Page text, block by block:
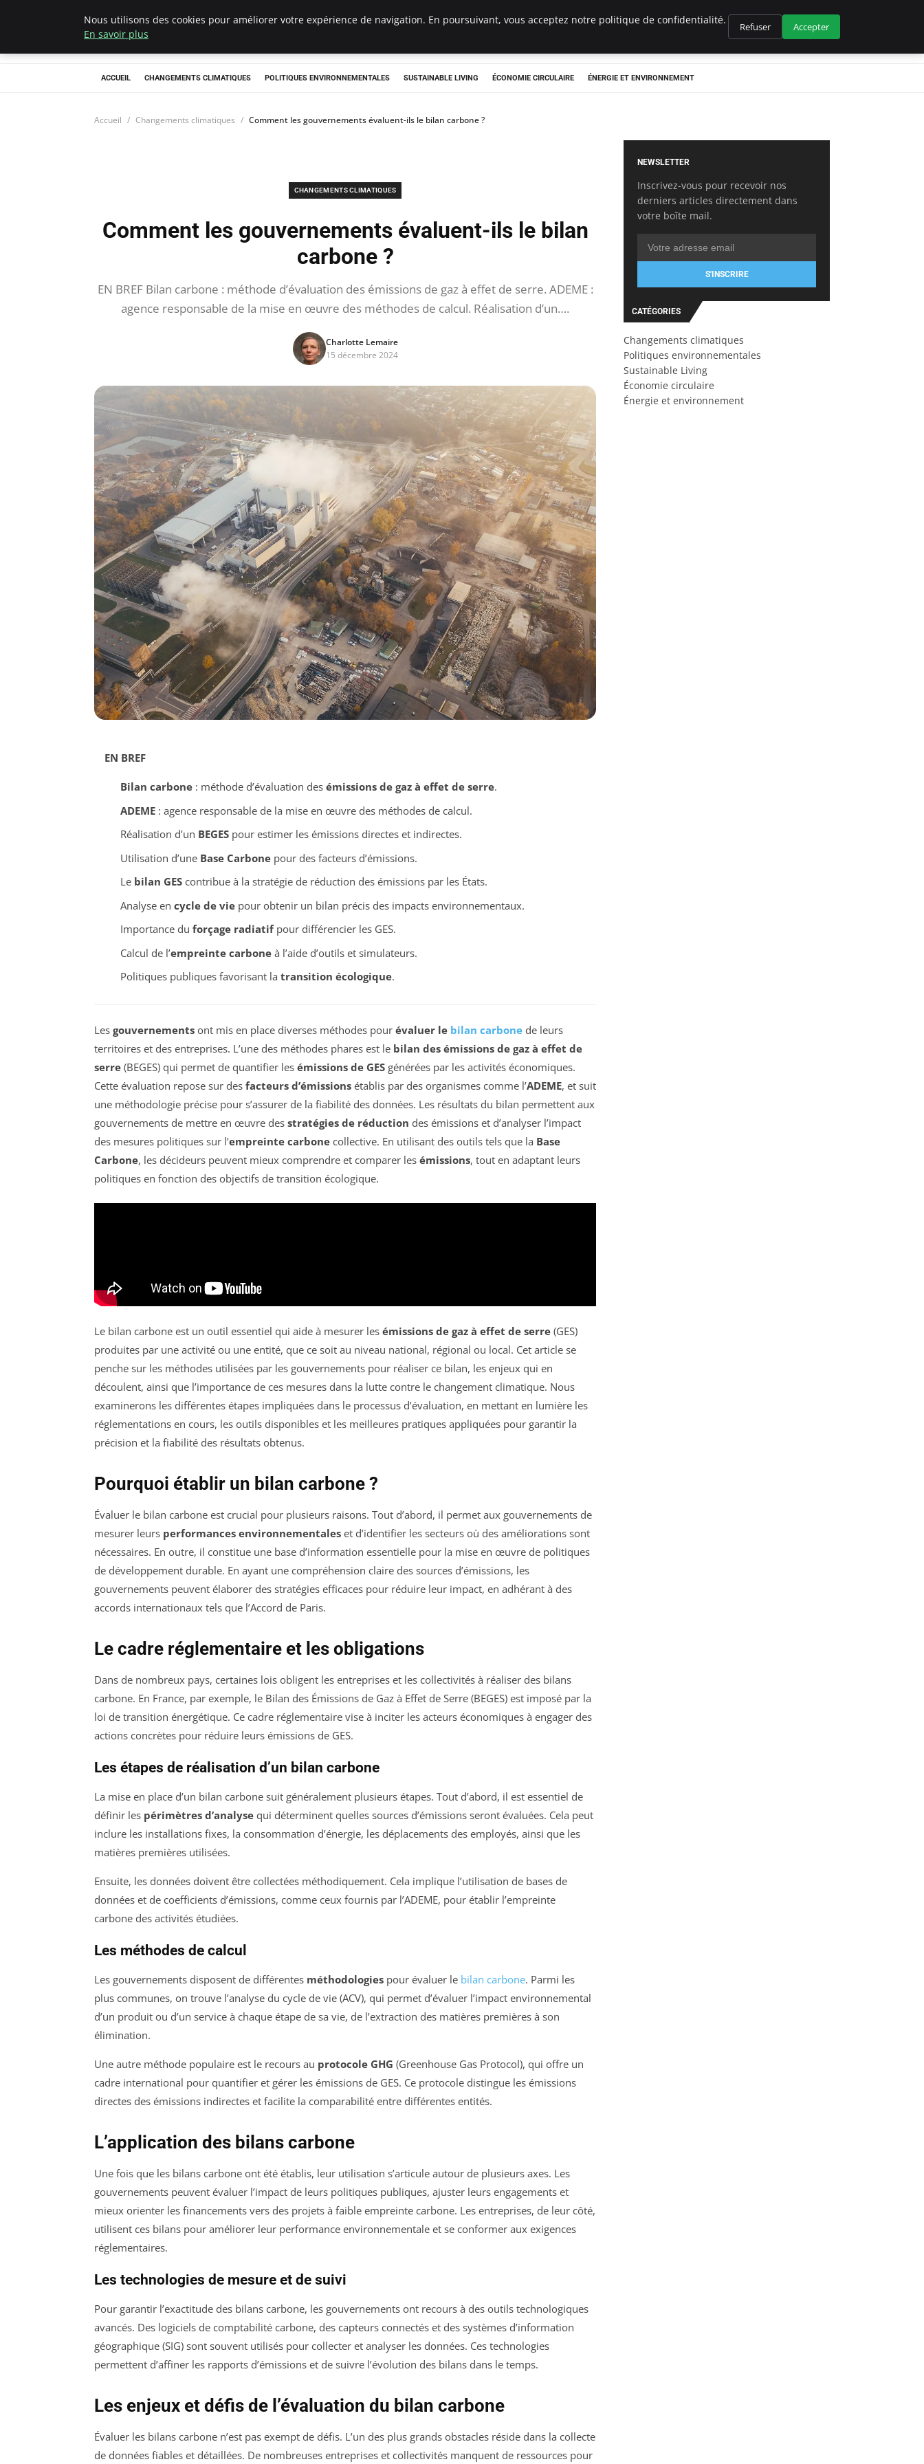
Climategatecountryclub.com
ACCUEIL CHANGEMENTS CLIMATIQUES POLITIQUES ENVIRONNEMENTALES SUSTAINABLE LIVING ÉCONOMIE CIRCULAIRE ÉNERGIE ET ENVIRONNEMENT
Accueil Changements climatiques Comment les gouvernements évaluent-ils le bilan carbone ?
CHANGEMENTS CLIMATIQUES
Comment les gouvernements évaluent-ils le bilan
carbone ?
EN BREF Bilan carbone : méthode d’évaluation des émissions de gaz à effet de serre. ADEME :
agence responsable de la mise en œuvre des méthodes de calcul. Réalisation d’un….
Charlotte Lemaire
15 décembre 2024
EN BREF
Bilan carbone: méthode d’évaluation des émissions de gaz à effet de serre.
ADEME: agence responsable de la mise en œuvre des méthodes de calcul.
Réalisation d’un BEGESpour estimer les émissions directes et indirectes.
Utilisation d’une Base Carbonepour des facteurs d’émissions.
Le bilan GEScontribue à la stratégie de réduction des émissions par les États.
Analyse en cycle de viepour obtenir un bilan précis des impacts environnementaux.
Importance du forçage radiatifpour différencier les GES.
Calcul de l’empreinte carboneà l’aide d’outils et simulateurs.
Politiques publiques favorisant la transition écologique.
Les gouvernements ont mis en place diverses méthodes pour évaluer le bilan carbone de leurs
territoires et des entreprises. L’une des méthodes phares est le bilan des émissions de gaz à effet de
serre (BEGES) qui permet de quantifier les émissions de GES générées par les activités économiques.
Cette évaluation repose sur des facteurs d’émissions établis par des organismes comme l’ADEME, et suit
une méthodologie précise pour s’assurer de la fiabilité des données. Les résultats du bilan permettent aux
gouvernements de mettre en œuvre des stratégies de réduction des émissions et d’analyser l’impact
des mesures politiques sur l’empreinte carbone collective. En utilisant des outils tels que la Base
Carbone, les décideurs peuvent mieux comprendre et comparer les émissions, tout en adaptant leurs
politiques en fonction des objectifs de transition écologique.
Le bilan carbone est un outil essentiel qui aide à mesurer les émissions de gaz à effet de serre (GES)
produites par une activité ou une entité, que ce soit au niveau national, régional ou local. Cet article se
penche sur les méthodes utilisées par les gouvernements pour réaliser ce bilan, les enjeux qui en
découlent, ainsi que l’importance de ces mesures dans la lutte contre le changement climatique. Nous
examinerons les différentes étapes impliquées dans le processus d’évaluation, en mettant en lumière les
réglementations en cours, les outils disponibles et les meilleures pratiques appliquées pour garantir la
précision et la fiabilité des résultats obtenus.
Pourquoi établir un bilan carbone ?
Évaluer le bilan carbone est crucial pour plusieurs raisons. Tout d’abord, il permet aux gouvernements de
mesurer leurs performances environnementales et d’identifier les secteurs où des améliorations sont
nécessaires. En outre, il constitue une base d’information essentielle pour la mise en œuvre de politiques
de développement durable. En ayant une compréhension claire des sources d’émissions, les
gouvernements peuvent élaborer des stratégies efficaces pour réduire leur impact, en adhérant à des
accords internationaux tels que l’Accord de Paris.
Le cadre réglementaire et les obligations
Dans de nombreux pays, certaines lois obligent les entreprises et les collectivités à réaliser des bilans
carbone. En France, par exemple, le Bilan des Émissions de Gaz à Effet de Serre (BEGES) est imposé par la
loi de transition énergétique. Ce cadre réglementaire vise à inciter les acteurs économiques à engager des
actions concrètes pour réduire leurs émissions de GES.
Les étapes de réalisation d’un bilan carbone
La mise en place d’un bilan carbone suit généralement plusieurs étapes. Tout d’abord, il est essentiel de
définir les périmètres d’analyse qui déterminent quelles sources d’émissions seront évaluées. Cela peut
inclure les installations fixes, la consommation d’énergie, les déplacements des employés, ainsi que les
matières premières utilisées.
Ensuite, les données doivent être collectées méthodiquement. Cela implique l’utilisation de bases de
données et de coefficients d’émissions, comme ceux fournis par l’ADEME, pour établir l’empreinte
carbone des activités étudiées.
Les méthodes de calcul
Les gouvernements disposent de différentes méthodologies pour évaluer le bilan carbone. Parmi les
plus communes, on trouve l’analyse du cycle de vie (ACV), qui permet d’évaluer l’impact environnemental
d’un produit ou d’un service à chaque étape de sa vie, de l’extraction des matières premières à son
élimination.
Une autre méthode populaire est le recours au protocole GHG (Greenhouse Gas Protocol), qui offre un
cadre international pour quantifier et gérer les émissions de GES. Ce protocole distingue les émissions
directes des émissions indirectes et facilite la comparabilité entre différentes entités.
L’application des bilans carbone
Une fois que les bilans carbone ont été établis, leur utilisation s’articule autour de plusieurs axes. Les
gouvernements peuvent évaluer l’impact de leurs politiques publiques, ajuster leurs engagements et
mieux orienter les financements vers des projets à faible empreinte carbone. Les entreprises, de leur côté,
utilisent ces bilans pour améliorer leur performance environnementale et se conformer aux exigences
réglementaires.
Les technologies de mesure et de suivi
Pour garantir l’exactitude des bilans carbone, les gouvernements ont recours à des outils technologiques
avancés. Des logiciels de comptabilité carbone, des capteurs connectés et des systèmes d’information
géographique (SIG) sont souvent utilisés pour collecter et analyser les données. Ces technologies
permettent d’affiner les rapports d’émissions et de suivre l’évolution des bilans dans le temps.
Les enjeux et défis de l’évaluation du bilan carbone
Évaluer les bilans carbone n’est pas exempt de défis. L’un des plus grands obstacles réside dans la collecte
de données fiables et détaillées. De nombreuses entreprises et collectivités manquent de ressources pour
NEWSLETTER
Inscrivez-vous pour recevoir nos
derniers articles directement dans
votre boîte mail.
S'INSCRIRE
CATÉGORIES
Changements climatiques
Politiques environnementales
Sustainable Living
Économie circulaire
Énergie et environnement
Nous utilisons des cookies pour améliorer votre expérience de navigation. En poursuivant, vous acceptez notre politique de confidentialité.
En savoir plus
Refuser Accepter